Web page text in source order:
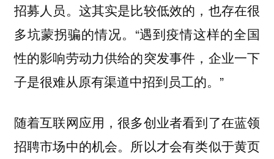
招募人员。这其实是比较低效的，也存在很
多坑蒙拐骗的情况。“遇到疫情这样的全国
性的影响劳动力供给的突发事件，企业一下
子是很难从原有渠道中招到员工的。”
随着互联网应用，很多创业者看到了在蓝领
招聘市场中的机会。所以才会有类似于黄页